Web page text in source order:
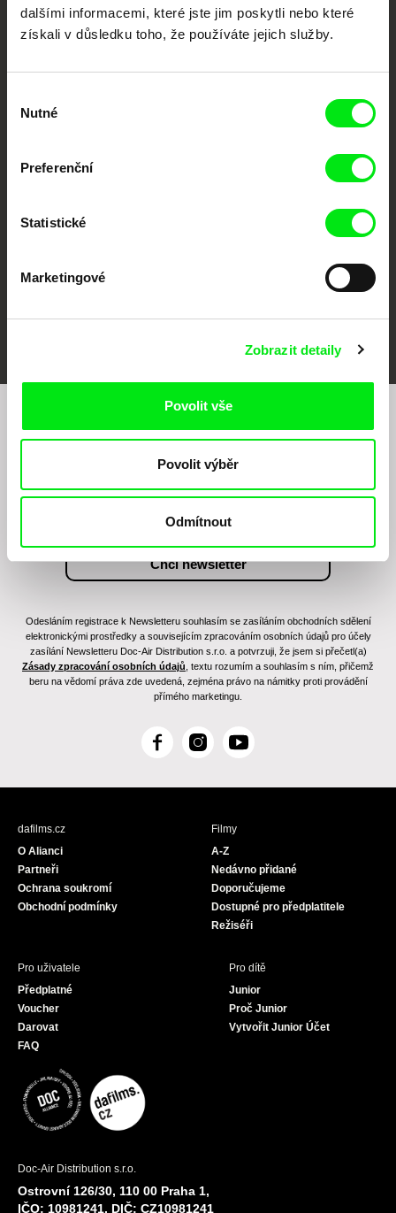
dalšími informacemi, které jste jim poskytli nebo které
získali v důsledku toho, že používáte jejich služby.
souhlasu
Nutné
Preferenční
Statistické
Marketingové
Zobrazit detaily
Povolit vše
Povolit výběr
Odmítnout
FIDMarseille MFDF Ji.hlava Visions du Réel
Chcete být pravidelně informováni o našem
Odesláním registrace k Newsletteru souhlasím se zasíláním obchodních sdělení
elektronickými prostředky a souvisejícím zpracováním osobních údajů pro účely
zasílání Newsletteru Doc-Air Distribution s.r.o. a potvrzuji, že jsem si přečetl(a)
Zásady zpracování osobních údajů , textu rozumím a souhlasím s ním, přičemž
beru na vědomí práva zde uvedená, zejména právo na námitky proti provádění
přímého marketingu.
F
c
I
s
Y
u
dafilms.cz
O Alianci
Partneři
Ochrana soukromí
Obchodní podmínky
Filmy
A-Z
Nedávno přidané
Doporučujeme
Dostupné pro předplatitele
Režiséři
Pro uživatele
Předplatné
Voucher
Darovat
FAQ
Pro dítě
Junior
Proč Junior
Vytvořit Junior Účet
Doc-Air Distribution s.r.o.
Ostrovní 126/30, 110 00 Praha 1,
IČO: 10981241, DIČ: CZ10981241